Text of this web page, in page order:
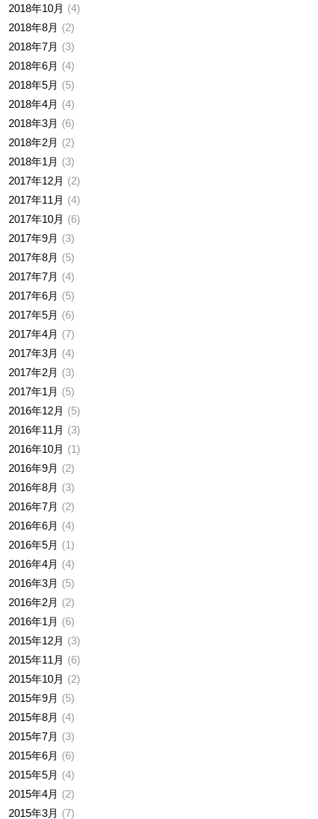
2018年10月
4
2018年8月
2
2018年7月
3
2018年6月
4
2018年5月
5
2018年4月
4
2018年3月
6
2018年2月
2
2018年1月
3
2017年12月
2
2017年11月
4
2017年10月
6
2017年9月
3
2017年8月
5
2017年7月
4
2017年6月
5
2017年5月
6
2017年4月
7
2017年3月
4
2017年2月
3
2017年1月
5
2016年12月
5
2016年11月
3
2016年10月
1
2016年9月
2
2016年8月
3
2016年7月
2
2016年6月
4
2016年5月
1
2016年4月
4
2016年3月
5
2016年2月
2
2016年1月
6
2015年12月
3
2015年11月
6
2015年10月
2
2015年9月
5
2015年8月
4
2015年7月
3
2015年6月
6
2015年5月
4
2015年4月
2
2015年3月
7